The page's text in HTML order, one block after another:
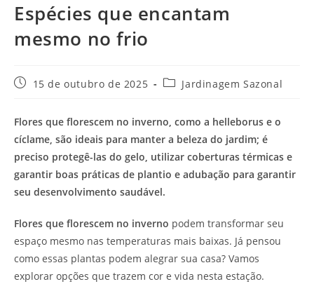
Espécies que encantam
mesmo no frio
Post15 de outubro de 2025
Categoria
Jardinagem Sazonal
Flores que florescem no inverno, como a helleborus e o
cíclame, são ideais para manter a beleza do jardim; é
preciso protegê-las do gelo, utilizar coberturas térmicas e
garantir boas práticas de plantio e adubação para garantir
seu desenvolvimento saudável.
Flores que florescem no inverno podem transformar seu
espaço mesmo nas temperaturas mais baixas. Já pensou
como essas plantas podem alegrar sua casa? Vamos
explorar opções que trazem cor e vida nesta estação.